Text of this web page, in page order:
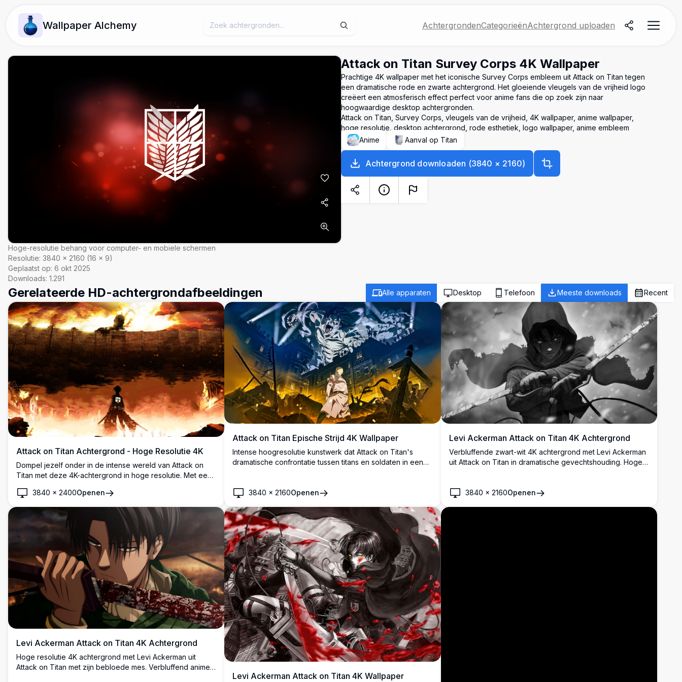
Wallpaper Alchemy AchtergrondenCategorieënAchtergrond uploaden
Hoge-resolutie behang voor computer- en mobiele schermen
Resolutie: 3840 × 2160 (16 × 9)
Geplaatst op: 6 okt 2025
Downloads: 1.291
Attack on Titan Survey Corps 4K Wallpaper
Prachtige 4K wallpaper met het iconische Survey Corps embleem uit Attack on Titan tegen
een dramatische rode en zwarte achtergrond. Het gloeiende vleugels van de vrijheid logo
creëert een atmosferisch effect perfect voor anime fans die op zoek zijn naar
hoogwaardige desktop achtergronden.
Attack on Titan, Survey Corps, vleugels van de vrijheid, 4K wallpaper, anime wallpaper,
hoge resolutie, desktop achtergrond, rode esthetiek, logo wallpaper, anime embleem
Anime
Aanval op Titan
Achtergrond downloaden (3840 × 2160)
Gerelateerde HD-achtergrondafbeeldingen Alle apparaten Desktop Telefoon Meeste downloads Recent
Attack on Titan Achtergrond - Hoge Resolutie 4K
Dompel jezelf onder in de intense wereld van Attack on
Titan met deze 4K-achtergrond in hoge resolutie. Met een
tegen een vurige achtergrond en een kolossale titaan die
de muur doorbreekt, vangt dit kunstwerk de epische
schaal en spanning van de serie.
3840 × 2400Openen
Attack on Titan Epische Strijd 4K Wallpaper
Intense hoogresolutie kunstwerk dat Attack on Titan's
dramatische confrontatie tussen titans en soldaten in een
titan transformaties en epische gevechtssfeer perfect voor
3840 ×2160Openen
Levi Ackerman Attack on Titan 4K Achtergrond
Verbluffende zwart-wit 4K achtergrond met Levi Ackerman
uit Attack on Titan in dramatische gevechtshouding. Hoge
uitdrukking tegen een stormachtige achtergrond.
3840 × 2160Openen
Levi Ackerman Attack on Titan 4K Achtergrond
Hoge resolutie 4K achtergrond met Levi Ackerman uit
Attack on Titan met zijn bebloede mes. Verbluffend anime
Levi Ackerman Attack on Titan 4K Wallpaper